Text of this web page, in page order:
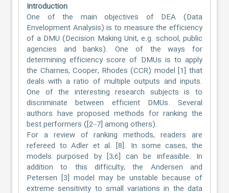
Introduction
One of the main objectives of DEA (Data
Envelopment Analysis) is to measure the efficiency
of a DMU (Decision Making Unit, e.g. school, public
agencies and banks). One of the ways for
determining efficiency score of DMUs is to apply
the Charnes, Cooper, Rhodes (CCR) model [1] that
deals with a ratio of multiple outputs and inputs.
One of the interesting research subjects is to
discriminate between efficient DMUs. Several
authors have proposed methods for ranking the
best performers ([2–7] among others).
For a review of ranking methods, readers are
refereed to Adler et al. [8]. In some cases, the
models purposed by [3,6] can be infeasible. In
addition to this difficulty, the Andersen and
Petersen [3] model may be unstable because of
extreme sensitivity to small variations in the data